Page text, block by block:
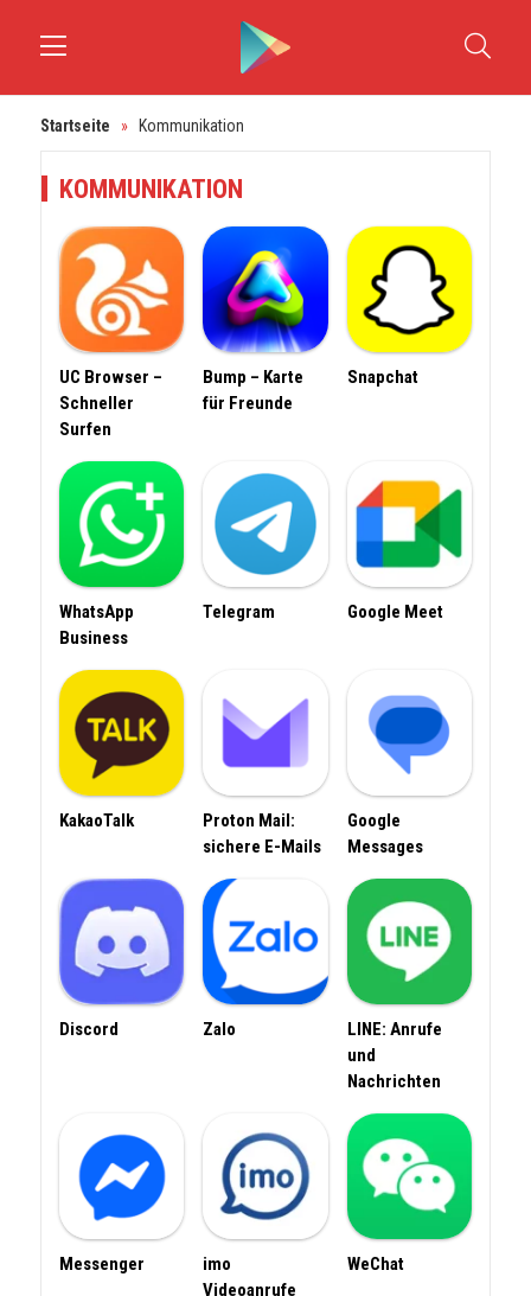
Startseite » Kommunikation
KOMMUNIKATION
UC Browser –
Schneller
Surfen
Bump – Karte
für Freunde
Snapchat
WhatsApp
Business
Telegram Google Meet
KakaoTalk
Proton Mail:
sichere E-Mails
Google
Messages
Discord Zalo
LINE: Anrufe
und
Nachrichten
Messenger
imo
Videoanrufe
WeChat